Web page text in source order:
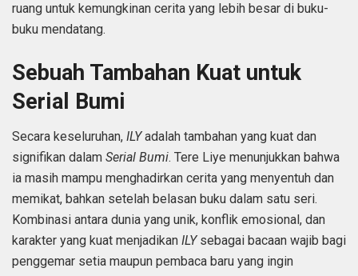
ruang untuk kemungkinan cerita yang lebih besar di buku-
buku mendatang.
Sebuah Tambahan Kuat untuk
Serial Bumi
Secara keseluruhan, ILYadalah tambahan yang kuat dan
signifikan dalam Serial Bumi. Tere Liye menunjukkan bahwa
ia masih mampu menghadirkan cerita yang menyentuh dan
memikat, bahkan setelah belasan buku dalam satu seri.
Kombinasi antara dunia yang unik, konflik emosional, dan
karakter yang kuat menjadikan ILYsebagai bacaan wajib bagi
penggemar setia maupun pembaca baru yang ingin